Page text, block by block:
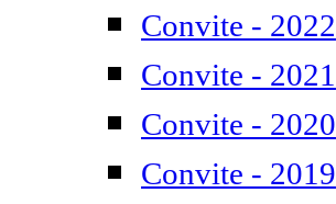
Convite - 2022
Convite - 2021
Convite - 2020
Convite - 2019